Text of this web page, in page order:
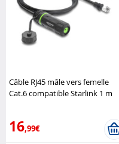
Câble RJ45 mâle vers femelle
Cat.6 compatible Starlink 1 m
16,99€